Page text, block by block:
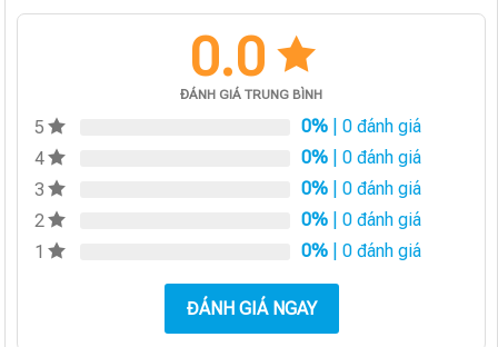
0.0
ĐÁNH GIÁ TRUNG BÌNH
5 0% | 0 đánh giá
4
0% | 0 đánh giá
3
0% | 0 đánh giá
2
0% | 0 đánh giá
1
0% | 0 đánh giá
ĐÁNH GIÁ NGAY